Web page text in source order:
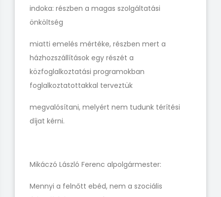
indoka: részben a magas szolgáltatási
önköltség
miatti emelés mértéke, részben mert a
házhozszállítások egy részét a
közfoglalkoztatási programokban
foglalkoztatottakkal terveztük
megvalósítani, melyért nem tudunk térítési
díjat kérni.
Mikáczó László Ferenc alpolgármester:
Mennyi a felnőtt ebéd, nem a szociális